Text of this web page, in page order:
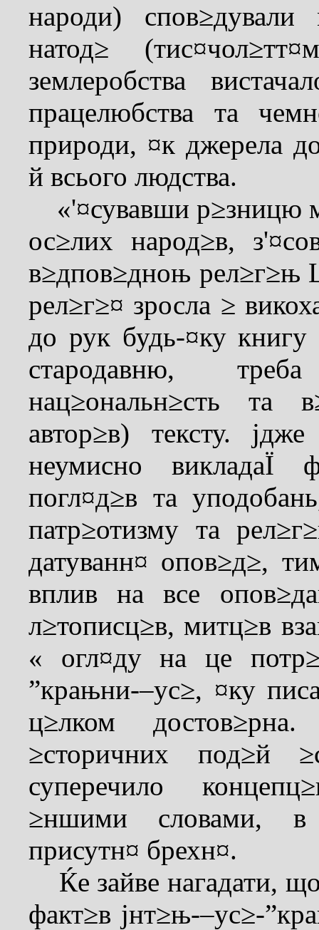
народи)
натод≥
землеробства
працелюбства та
природи, ¤к джерела
й всього людства.
«'¤сувавши р≥зницю
ос≥лих народ≥в,
в≥дпов≥дноњ рел≥г≥њ
рел≥г≥¤ зросла ≥
до рук будь-¤ку
стародавню,
нац≥ональн≥сть та
автор≥в) тексту.
неумисно викладаЇ
погл¤д≥в та
патр≥отизму та
датуванн¤ опов≥д≥,
вплив на все
л≥тописц≥в, митц≥в
« огл¤ду на це
”крањни-–ус≥, ¤ку
ц≥лком
≥сторичних
суперечило
≥ншими словами, в
присутн¤ брехн¤.
Ќе зайве нагадати,
факт≥в јнт≥њ-–ус≥-